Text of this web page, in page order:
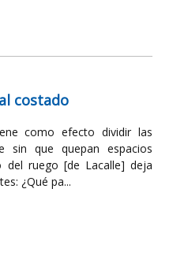
costado
como efecto dividir las
sin que quepan espacios
del ruego [de Lacalle] deja
¿Qué pa...